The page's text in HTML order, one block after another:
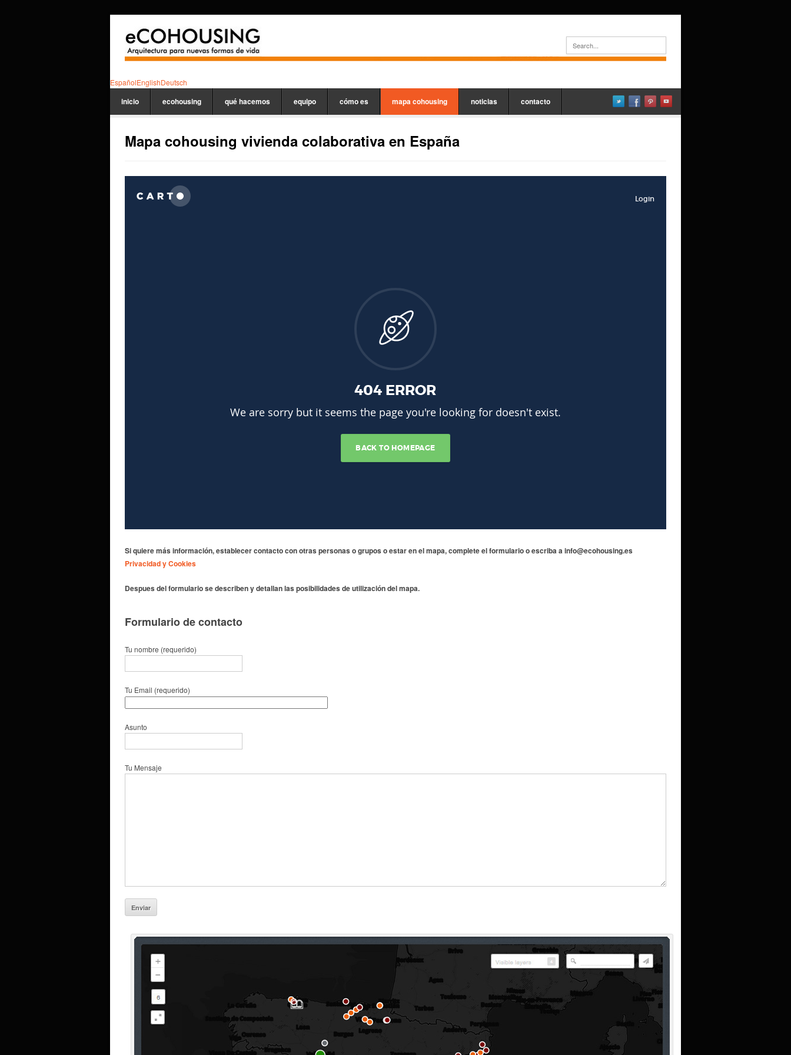
EspañolEnglishDeutsch
inicio ecohousing qué hacemos equipo cómo es mapa cohousing noticias contacto
Mapa cohousing vivienda colaborativa en España
Si quiere más información,establecer contacto con otras personas o grupos o estar en el mapa, complete el formulario o escriba a info@ecohousing.es
Privacidad y Cookies
Despues del formulario se describen y detallan las posibilidades de utilización del mapa.
Formulario de contacto
Tu nombre (requerido)
Tu Email (requerido)
Asunto
Tu Mensaje